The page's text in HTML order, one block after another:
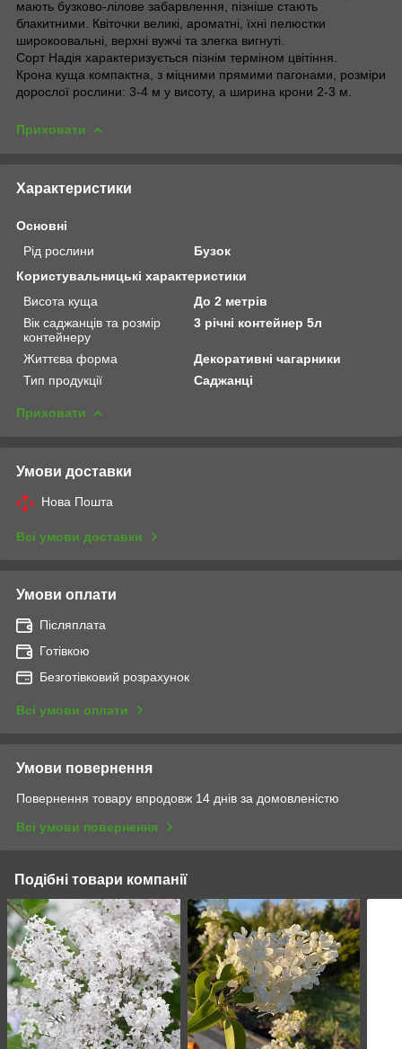
мають бузково-лілове забарвлення, пізніше стають
блакитними. Квіточки великі, ароматні, їхні пелюстки
широкоовальні, верхні вужчі та злегка вигнуті.
Сорт Надія характеризується пізнім терміном цвітіння.
Крона куща компактна, з міцними прямими пагонами, розміри
дорослої рослини: 3-4 м у висоту, а ширина крони 2-3 м.
Приховати
Характеристики
Основні
Рід рослини
Бузок
Користувальницькі характеристики
Висота куща
До 2 метрів
Вік саджанців та розмір
контейнеру
3 річні контейнер 5л
Життєва форма
Декоративні чагарники
Тип продукції
Саджанці
Приховати
Умови доставки
Нова Пошта
Всі умови доставки
Умови оплати
Післяплата
Готівкою
Безготівковий розрахунок
Всі умови оплати
Умови повернення
Повернення товару впродовж 14 днів за домовленістю
Всі умови повернення
Подібні товари компанії